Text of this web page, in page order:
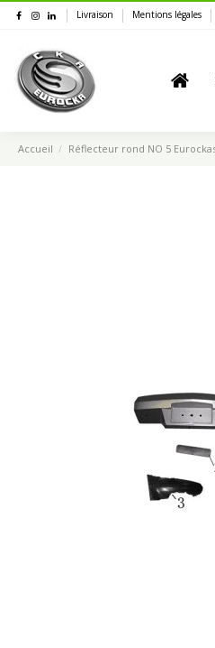
Livraison Mentions légales
Accueil Réflecteur rond NO 5